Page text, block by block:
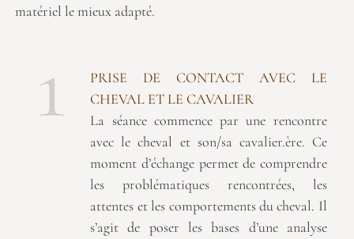
matériel le mieux adapté.
1
PRISE DE CONTACT AVEC LE
CHEVAL ET LE CAVALIER
La séance commence par une rencontre
avec le cheval et son/sa cavalier.ère. Ce
moment d’échange permet de comprendre
les problématiques rencontrées, les
attentes et les comportements du cheval. Il
s’agit de poser les bases d’une analyse